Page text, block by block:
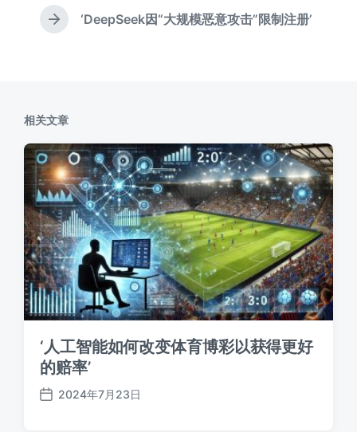
文
章
下
‘DeepSeek因“大规模恶意攻击”限制注册’
相关文章
‘人工智能如何改变体育博彩以获得更好
的赔率’
发
2024年7月23日